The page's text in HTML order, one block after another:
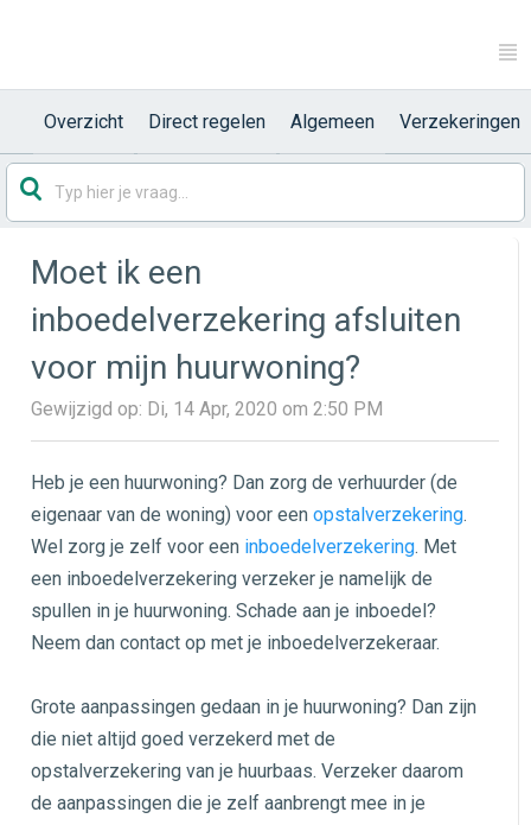
Overzicht Direct regelen Algemeen Verzekeringen
Moet ik een
inboedelverzekering afsluiten
voor mijn huurwoning?
Gewijzigd op: Di, 14 Apr, 2020 om 2:50 PM
Heb je een huurwoning? Dan zorg de verhuurder (de
eigenaar van de woning) voor een opstalverzekering.
Wel zorg je zelf voor een inboedelverzekering. Met
een inboedelverzekering verzeker je namelijk de
spullen in je huurwoning. Schade aan je inboedel?
Neem dan contact op met je inboedelverzekeraar.
Grote aanpassingen gedaan in je huurwoning? Dan zijn
die niet altijd goed verzekerd met de
opstalverzekering van je huurbaas. Verzeker daarom
de aanpassingen die je zelf aanbrengt mee in je